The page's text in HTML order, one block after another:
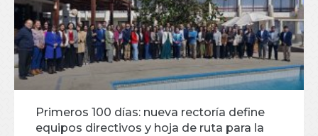
Primeros 100 días: nueva rectoría define
equipos directivos y hoja de ruta para la